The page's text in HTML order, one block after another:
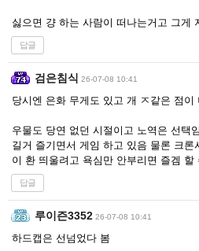
싫으면 걍 하는 사람이 떠나는거고 그게
답글
검은침식 26-07-08 10:41
당시엔 은화 무게도 있고 개 ㅈ같은 점이
우물도 당연 없던 시절이고 노역은 선택
길거 즐기면서 게임 하고 있음 물론 크론
이 환 띄울려고 욕심만 안부리면 즐겜 할
답글
루이즌3352 26-07-08 10:41
하드캡은 선넘었다 봄